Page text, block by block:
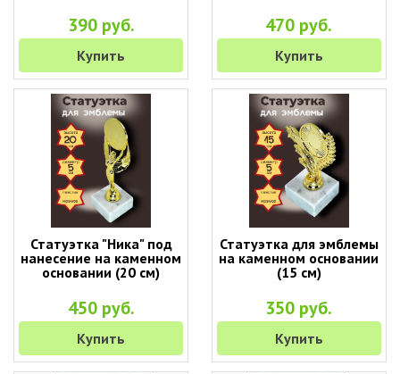
390 руб.
Купить
470 руб.
Купить
Статуэтка "Ника" под
нанесение на каменном
основании (20 см)
450 руб.
Купить
Статуэтка для эмблемы
на каменном основании
(15 см)
350 руб.
Купить